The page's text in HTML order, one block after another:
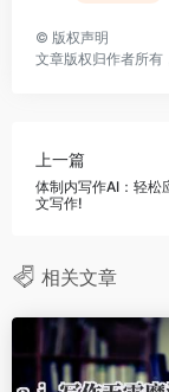
© 版权声明
文章版权归作者所有
上一篇
体制内写作AI：轻松
文写作!
相关文章